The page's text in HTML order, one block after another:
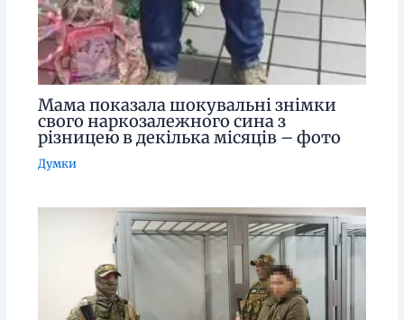
Мама показала шокувальні знімки
свого наркозалежного сина з
різницею в декілька місяців – фото
Думки